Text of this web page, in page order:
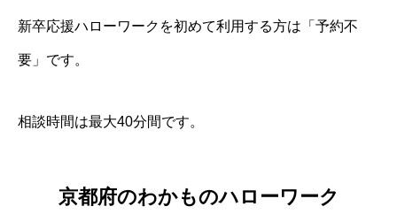
新卒応援ハローワークを初めて利用する方は「予約不
要」です。
相談時間は最大40分間です。
京都府のわかものハローワーク